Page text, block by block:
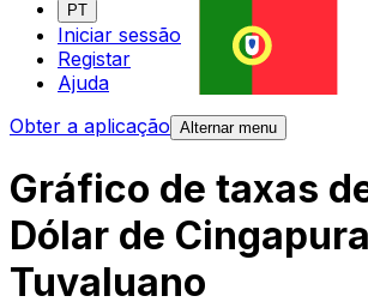
PT
Iniciar sessão
Registar
Ajuda
Obter a aplicação Alternar menu
Gráfico de taxas
Dólar de
Tuvaluano